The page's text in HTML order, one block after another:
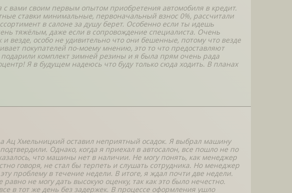
с вами своим первым опытом приобретения автомобиля в кредит.
ставки минимальные, первоначальный взнос 0%, рассчитали
в салоне за душу берет. Особенно если ты идешь
тяжёлым, даже если в сопровождение специалиста. Очень
везде, особо не удивительно что они бешенные, потому что везде
покупателей по-моему мнению, это то что предоставляют
комплект зимней резины и я была прям очень рада
Я в будущем надеюсь что буду только сюда ходить. В планах
Ац Хмельницкий оставил неприятный осадок. Я выбрал машину
Однако, когда я приехал в автосалон, все пошло не по
что машины нет в наличии. Не могу понять, как менеджер
говоря, не стал бы терпеть и слушать сотрудника. Но менеджер
проблему в течение недели. В итоге, я ждал почти две недели.
не могу дать высокую оценку, так как это было нечестно.
в тот же день без задержек. В процессе оформления ушло